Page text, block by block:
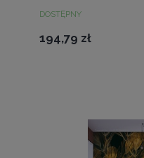
DOSTĘPNY
194,79 zł